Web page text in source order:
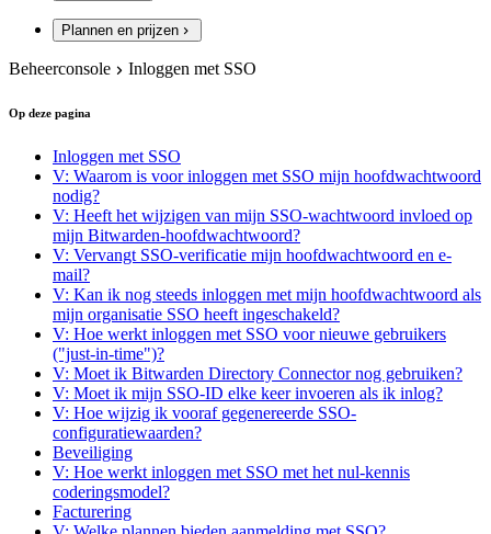
Plannen en prijzen
Beheerconsole Inloggen met SSO
Op deze pagina
Inloggen met SSO
V: Waarom is voor inloggen met SSO mijn hoofdwachtwoord
nodig?
V: Heeft het wijzigen van mijn SSO-wachtwoord invloed op
mijn Bitwarden-hoofdwachtwoord?
V: Vervangt SSO-verificatie mijn hoofdwachtwoord en e-
mail?
V: Kan ik nog steeds inloggen met mijn hoofdwachtwoord als
mijn organisatie SSO heeft ingeschakeld?
V: Hoe werkt inloggen met SSO voor nieuwe gebruikers
("just-in-time")?
V: Moet ik Bitwarden Directory Connector nog gebruiken?
V: Moet ik mijn SSO-ID elke keer invoeren als ik inlog?
V: Hoe wijzig ik vooraf gegenereerde SSO-
configuratiewaarden?
Beveiliging
V: Hoe werkt inloggen met SSO met het nul-kennis
coderingsmodel?
Facturering